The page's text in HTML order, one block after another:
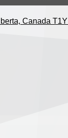
Canada